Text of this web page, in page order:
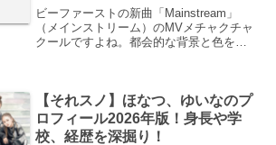
たロケ地はどこ？
ビーファーストの新曲「Mainstream」
（メインストリーム）のMVメチャクチャ
クールですよね。都会的な背景と色を落
地は一体どこだ...
【それスノ】ほなつ、ゆいなのプ
ロフィール2026年版！身長や学
校、経歴を深掘り！